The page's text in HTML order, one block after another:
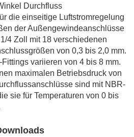
Durchfluss
die einseitige Luftstromregelung
der Außengewindeanschlüsse
4 Zoll mit 18 verschiedenen
von 0,3 bis 2,0 mm.
variieren von 4 bis 8 mm.
maximalen Betriebsdruck von
sind mit NBR-
sie für Temperaturen von 0 bis